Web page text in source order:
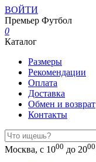
ВОЙТИ
Премьер Футбол
0
Каталог
Размеры
Рекомендации
Оплата
Доставка
Обмен и возврат
Контакты
Москва, с 1000 до 2000